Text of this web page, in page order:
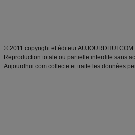
© 2011 copyright et éditeur
Reproduction totale ou partielle interdite sans
Aujourdhui.com collecte et traite les données